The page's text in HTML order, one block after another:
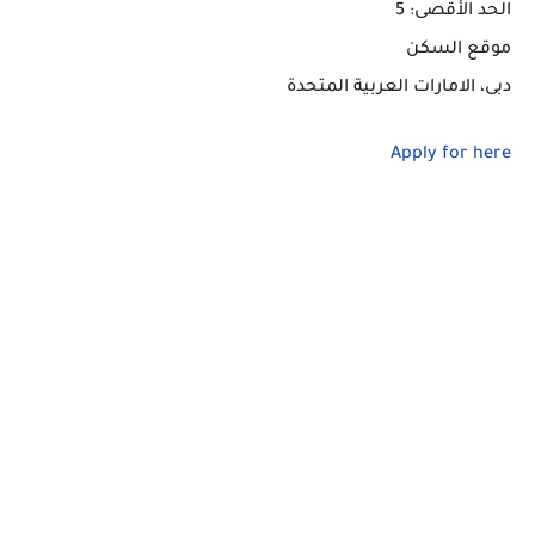
الحد الأقصى: 5
موقع السكن
دبى، الامارات العربية المتحدة
Apply for here